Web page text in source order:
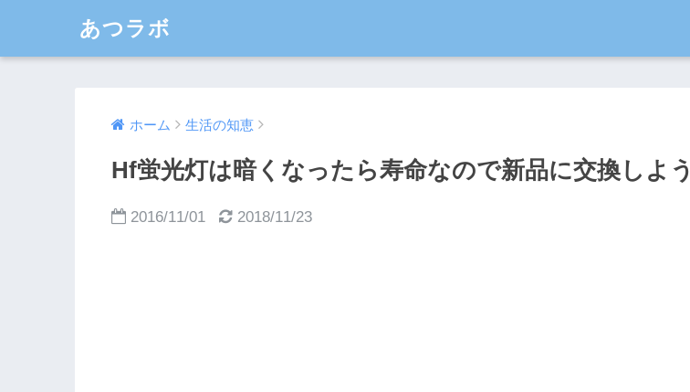
あつラボ
ホーム 生活の知恵
Hf蛍光灯は暗くなったら寿命なので新品に交換しよう
2016/11/01 2018/11/23